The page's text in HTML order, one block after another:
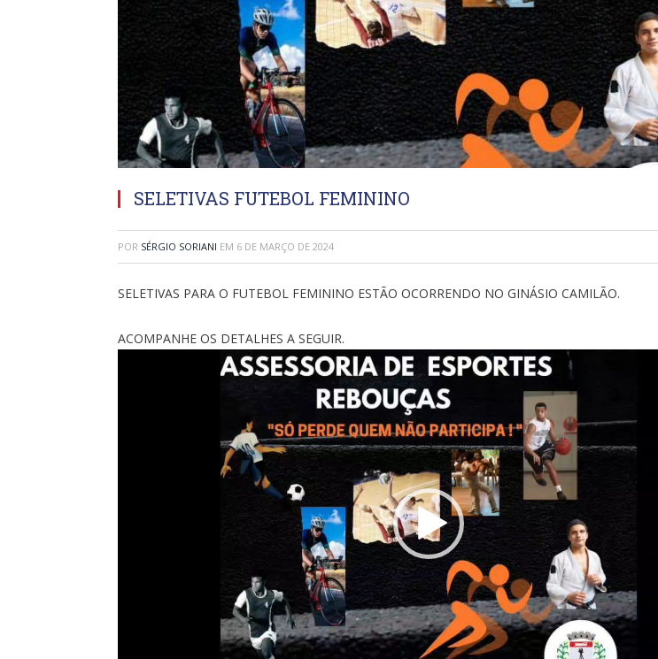
SELETIVAS FUTEBOL FEMININO
POR SÉRGIO SORIANI EM 6 DE MARÇO DE 2024
SELETIVAS PARA O FUTEBOL FEMININO ESTÃO OCORRENDO NO GINÁSIO CAMILÃO.
ACOMPANHE OS DETALHES A SEGUIR.